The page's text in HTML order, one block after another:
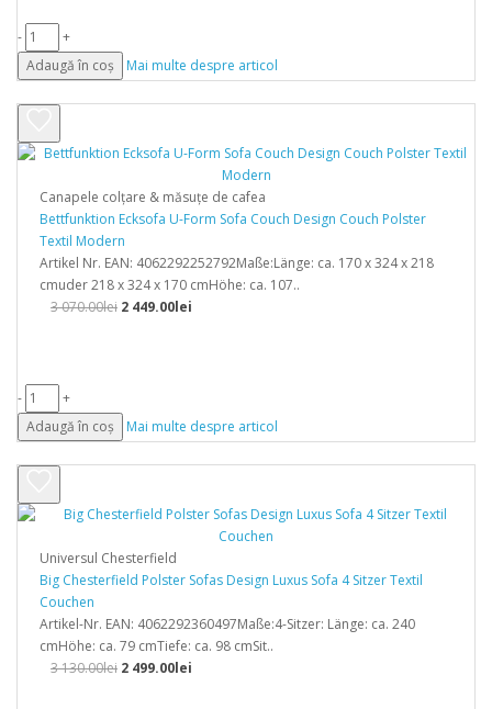
-
+
Adaugă în coș
Mai multe despre articol
Canapele colțare & măsuțe de cafea
Bettfunktion Ecksofa U-Form Sofa Couch Design Couch Polster
Textil Modern
Artikel Nr. EAN: 4062292252792Maße:Länge: ca. 170 x 324 x 218
cmuder 218 x 324 x 170 cmHöhe: ca. 107..
3 070.00lei 2 449.00lei
-
+
Adaugă în coș
Mai multe despre articol
Universul Chesterfield
Big Chesterfield Polster Sofas Design Luxus Sofa 4 Sitzer Textil
Couchen
Artikel-Nr. EAN: 4062292360497Maße:4-Sitzer: Länge: ca. 240
cmHöhe: ca. 79 cmTiefe: ca. 98 cmSit..
3 130.00lei 2 499.00lei